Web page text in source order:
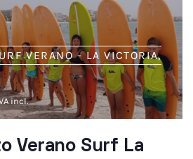
VERANO - LA VICTORIA,
incl.
Verano Surf La